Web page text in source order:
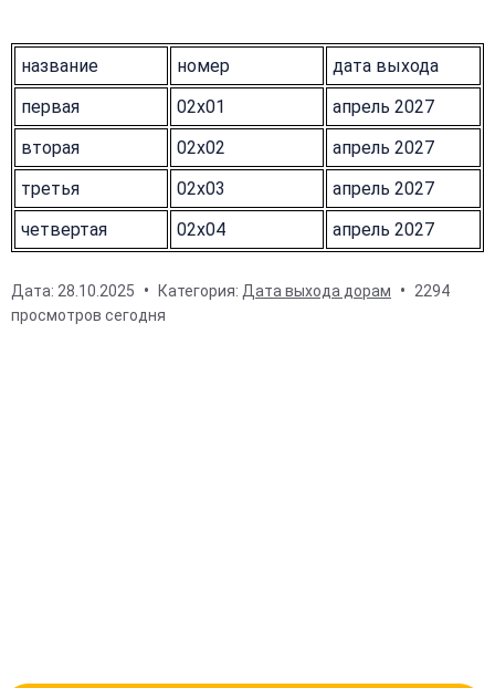
название номер
дата выхода
первая
02x01
апрель 2027
вторая
02x02
апрель 2027
третья
02x03
апрель 2027
четвертая
02x04 апрель 2027
Дата: 28.10.2025 Категория: Дата выхода дорам
2294
просмотров сегодня